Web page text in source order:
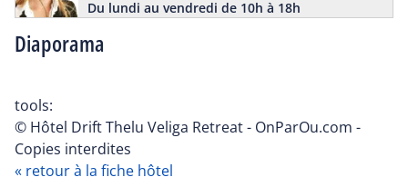
Diaporama
Du lundi au vendredi de 10h à 18h
tools:
© Hôtel Drift Thelu Veliga Retreat - OnParOu.com -
Copies interdites
« retour à la fiche hôtel